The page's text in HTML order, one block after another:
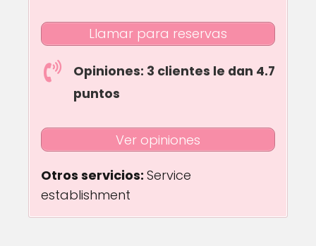
Llamar para reservas
Opiniones: 3 clientes le dan 4.7
puntos
Ver opiniones
Otros servicios: Service
establishment